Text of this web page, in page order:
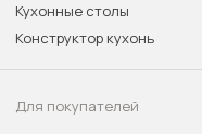
Кухонные столы
Конструктор кухонь
Для покупателей